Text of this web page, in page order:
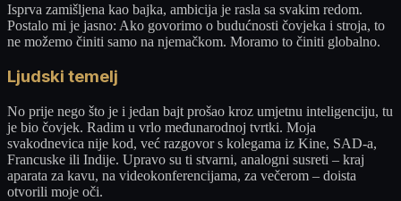
Isprva zamišljena kao bajka, ambicija je rasla sa svakim redom.
Postalo mi je jasno: Ako govorimo o budućnosti čovjeka i stroja, to
ne možemo činiti samo na njemačkom. Moramo to činiti globalno.
Ljudski temelj
No prije nego što je i jedan bajt prošao kroz umjetnu inteligenciju, tu
je bio čovjek. Radim u vrlo međunarodnoj tvrtki. Moja
svakodnevica nije kod, već razgovor s kolegama iz Kine, SAD-a,
Francuske ili Indije. Upravo su ti stvarni, analogni susreti – kraj
aparata za kavu, na videokonferencijama, za večerom – doista
otvorili moje oči.